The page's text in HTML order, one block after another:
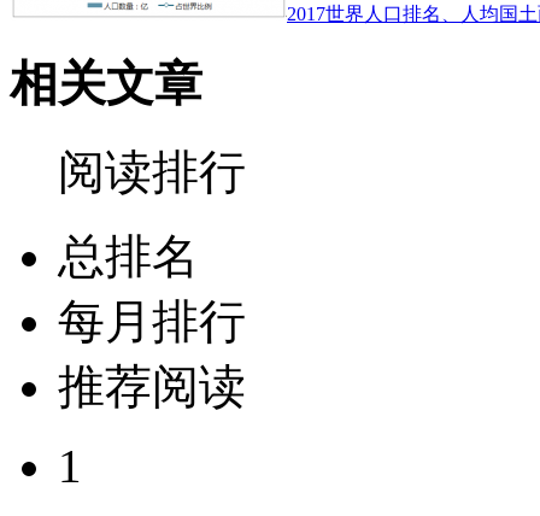
2017世界人口排名、人均国
相关文章
阅读排行
总排名
每月排行
推荐阅读
1